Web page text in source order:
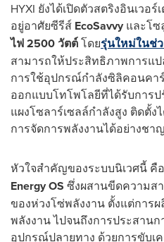
HYXI ยังได้เปิดตัวสตริงอินเวอ
อยู่อาศัยซีรีส์ EcoSavvy และโ
ไฟ2500 วัตต์โดยรุ่นใหม่ในช่
สามารถให้ประสิทธิภาพการแป
การใช้อุปกรณ์กำลังซิลิคอนคา
ออกแบบโทโพโลยีที่ได้รับการ
แผงโซลาร์เซลล์กำลังสูง ติดตั้
การจัดการพลังงานได้อย่างชา
หัวใจสำคัญของระบบนิเวศนี้ คือ
Energy OS ซึ่งผสานขีดความส
ของห่วงโซ่พลังงาน ตั้งแต่การ
พลังงาน ไปจนถึงการประสาน
อุปกรณ์ปลายทาง ด้วยการขับเ